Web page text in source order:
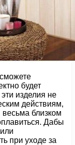
будет
изделия не
действиям,
близком
Дабы
при уходе за